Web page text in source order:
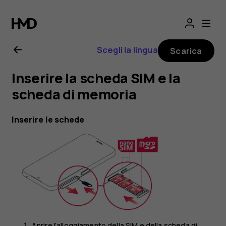
Manuale
d’uso
del
Nokia
4.2
Scegli la lingua Scarica
Inserire la scheda SIM e la
scheda di memoria
Inserire le schede